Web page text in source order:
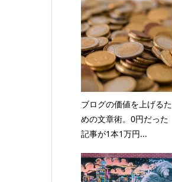
ブログの価値を上げるた
めの文章術。0円だった
記事が1本1万円...